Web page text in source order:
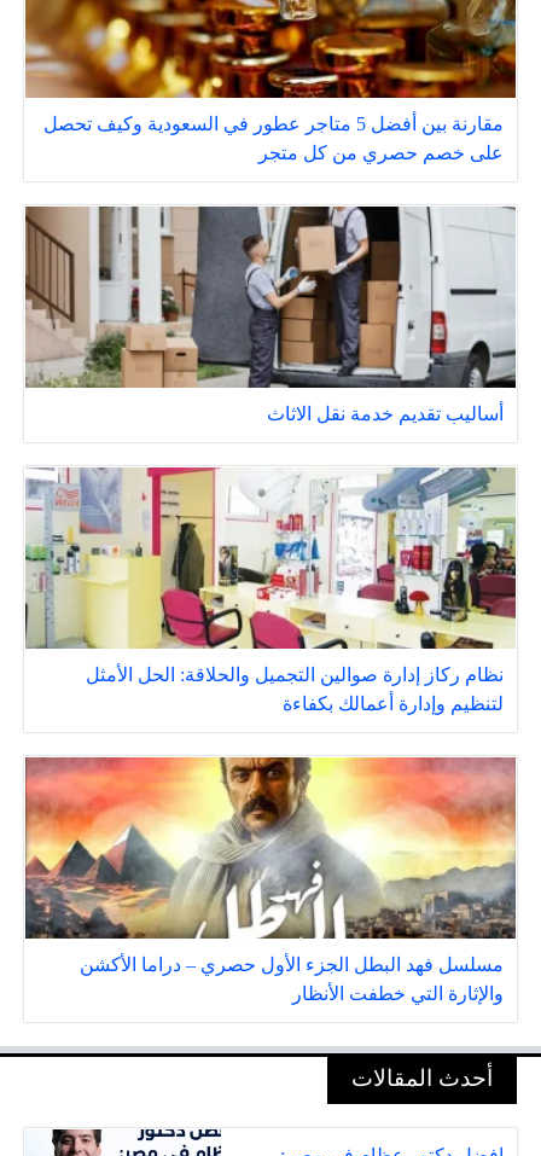
مقارنة بين أفضل 5 متاجر عطور في السعودية وكيف تحصل
على خصم حصري من كل متجر
أساليب تقديم خدمة نقل الاثاث
نظام ركاز إدارة صوالين التجميل والحلاقة: الحل الأمثل
لتنظيم وإدارة أعمالك بكفاءة
مسلسل فهد البطل الجزء الأول حصري – دراما الأكشن
والإثارة التي خطفت الأنظار
أحدث المقالات